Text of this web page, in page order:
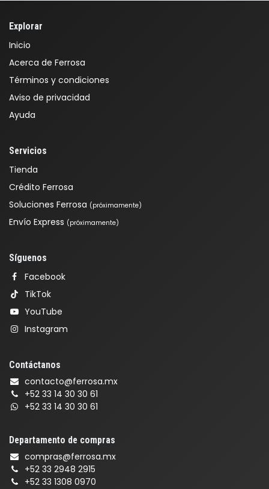
Explorar
Inicio
Acerca de Ferrosa
Términos y condiciones
Aviso de privacidad
Ayuda
Servicios
Tienda
Crédito Ferrosa
Soluciones Ferrosa (próximamente)
Envío Express (próximamente)
Síguenos
Facebook
TikTok
YouTube
Instagram
Contáctanos
contacto@ferrosa.mx
+52 33 14 30 30 61
+52 33 14 30 30 61
Departamento de compras
compras@ferrosa.mx
+52 33 2948 2915
+52 33 1308 0970